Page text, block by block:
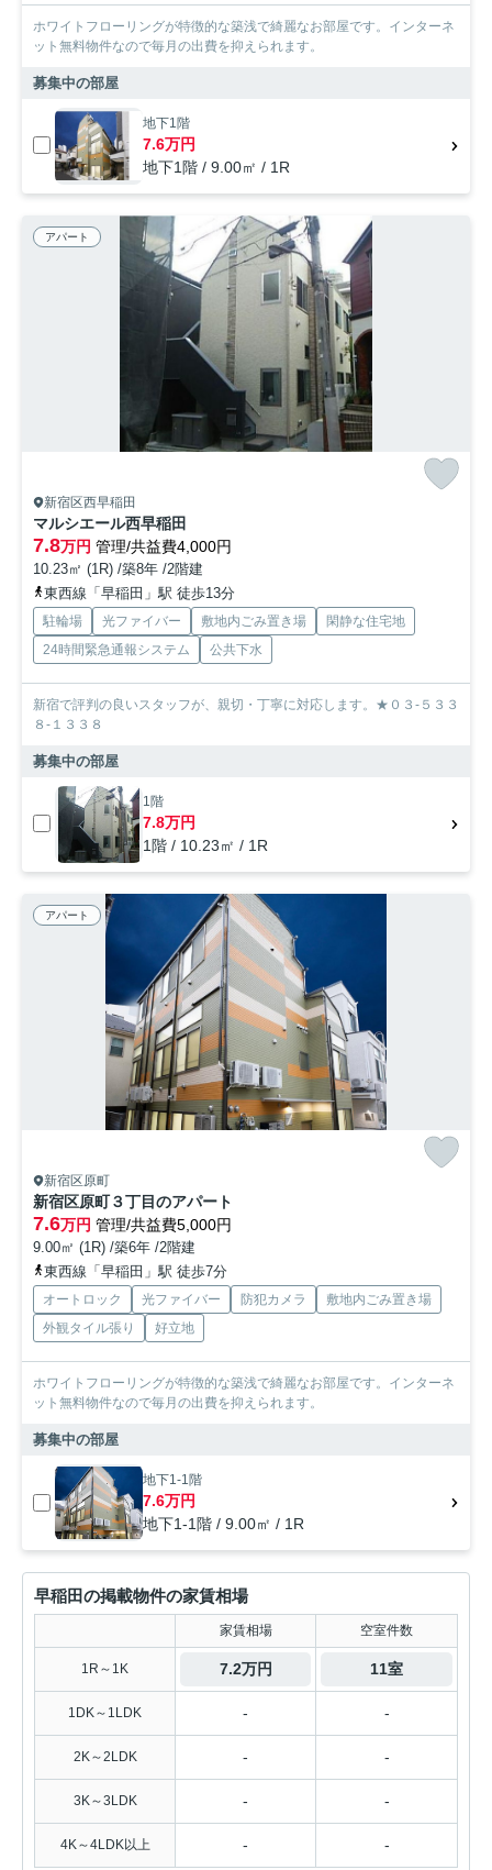
ホワイトフローリングが特徴的な築浅で綺麗なお部屋です。インターネ
ット無料物件なので毎月の出費を抑えられます。
募集中の部屋
地下1階
7.6万円
地下1階 / 9.00㎡ / 1R
アパート
新宿区西早稲田
マルシエール西早稲田
7.8万円 管理/共益費4,000円
10.23㎡ (1R) /築8年 /2階建
東西線「早稲田」駅 徒歩13分
駐輪場 光ファイバー 敷地内ごみ置き場
閑静な住宅地
24時間緊急通報システム
公共下水
新宿で評判の良いスタッフが、親切・丁寧に対応します。★０３-５３３
８-１３３８
募集中の部屋
1階
7.8万円
1階 / 10.23㎡ / 1R
アパート
新宿区原町
新宿区原町３丁目のアパート
7.6万円 管理/共益費5,000円
9.00㎡ (1R) /築6年 /2階建
東西線「早稲田」駅 徒歩7分
オートロック 光ファイバー 防犯カメラ
敷地内ごみ置き場
外観タイル張り
好立地
ホワイトフローリングが特徴的な築浅で綺麗なお部屋です。インターネ
ット無料物件なので毎月の出費を抑えられます。
募集中の部屋
地下1-1階
7.6万円
地下1-1階 / 9.00㎡ / 1R
早稲田の掲載物件の家賃相場
家賃相場 空室件数
1R～1K 7.2万円 11室
1DK～1LDK - -
2K～2LDK - -
3K～3LDK - -
4K～4LDK以上 - -